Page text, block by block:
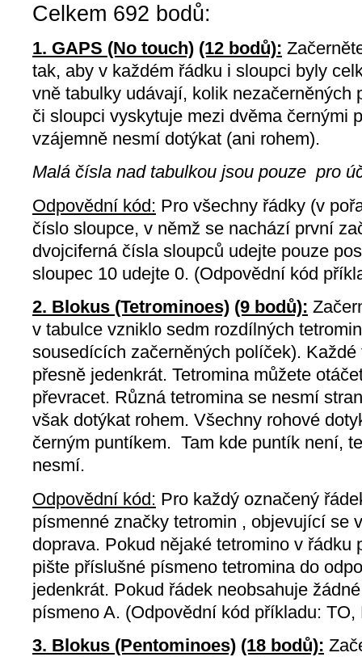
Celkem 692 bodů:
1. GAPS (No touch) (12 bodů):
tak, aby v každém řádku i sloupci byly
vně tabulky udávají, kolik nezačerněných
či sloupci vyskytuje mezi dvěma černými
vzájemně nesmí dotýkat (ani rohem).
Malá čísla nad tabulkou jsou pouze pro
Odpovědní kód: Pro všechny řádky (v
číslo sloupce, v němž se nachází první
dvojciferná čísla sloupců udejte pouze
sloupec 10 udejte 0. (Odpovědní kód
2. Blokus (Tetrominoes) (9 bodů):
v tabulce vzniklo sedm rozdílných
sousedících začerněných políček).
přesně jedenkrát. Tetromina můžete
převracet. Různá tetromina se nesmí
však dotýkat rohem. Všechny rohové
černým puntíkem. Tam kde puntík není,
nesmí.
Odpovědní kód: Pro každý označený
písmenné značky tetromin , objevující se
doprava. Pokud nějaké tetromino v řádku
pište příslušné písmeno tetromina do
jedenkrát. Pokud řádek neobsahuje
písmeno A. (Odpovědní kód příkladu: TO,
3. Blokus (Pentominoes) (18 bodů):